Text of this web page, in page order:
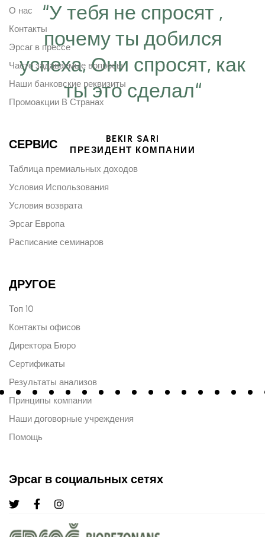
“У тебя не спросят ,
почему ты добился
успеха, Они спросят, как
ты это сделал“
BEKIR SARI
ПРЕЗИДЕНТ КОМПАНИИ
О нас
Контакты
Эрсаг в прессе
Часто задаваемые вопросы
Наши банковские реквизиты
Промоакции В Странах
СЕРВИС
Таблица премиальных доходов
Условия Использования
Условия возврата
Эрсаг Европа
Расписание семинаров
ДРУГОЕ
Топ 10
Контакты офисов
Директора Бюро
Сертификаты
Результаты анализов
Принципы компании
Наши договорные учреждения
Помощь
Эрсаг в социальных сетях